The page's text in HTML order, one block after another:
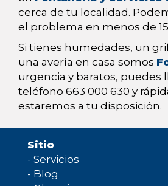
cerca de tu localidad.
el problema en menos de
Si tienes humedades, un
una avería en casa somos
urgencia y baratos, puedes
teléfono 663 000 630 y
estaremos a tu disposición.
Sitio
- Servicios
- Blog